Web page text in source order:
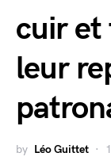
cuir et
leur
by Léo Guittet